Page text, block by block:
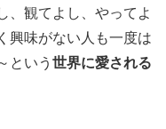
、観てよし、やってよ
興味がない人も一度は
という 世界に愛される